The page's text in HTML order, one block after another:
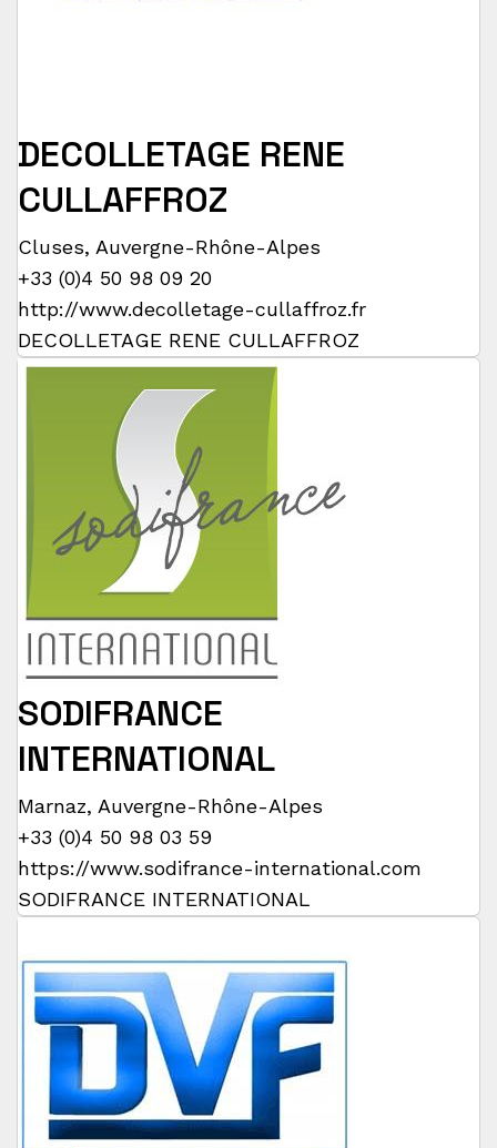
DECOLLETAGE RENE
CULLAFFROZ
Cluses, Auvergne-Rhône-Alpes
+33 (0)4 50 98 09 20
http://www.decolletage-cullaffroz.fr
DECOLLETAGE RENE CULLAFFROZ
SODIFRANCE
INTERNATIONAL
Marnaz, Auvergne-Rhône-Alpes
+33 (0)4 50 98 03 59
https://www.sodifrance-international.com
SODIFRANCE INTERNATIONAL